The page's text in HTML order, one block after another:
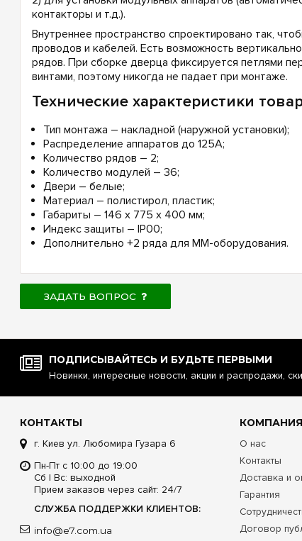
контакторы и т.д.).
Внутреннее пространство спроектировано так,
проводов и кабелей. Есть возможность
рядов. При сборке дверца фиксируется петлями
винтами, поэтому никогда не падает при монтаже.
Технические характеристики
Тип монтажа – накладной (наружной установки);
Распределение аппаратов до 125А;
Количество рядов – 2;
Количество модулей – 36;
Двери – белые;
Материал – полистирол, пластик;
Габариты – 146 х 775 х 400 мм;
Индекс защиты – IP00;
Дополнительно +2 ряда для ММ-оборудования.
ЗАДАТЬ ВОПРОС
ПОДПИСЫВАЙТЕСЬ И БУДЬТЕ ПЕРВЫМИ
Новинки, интересные новости, акции и распродажи,
КОНТАКТЫ
г. Киев ул. Любомира Гузара 6
Пн-Пт с 10:00 до 19:00
Сб | Вс: выходной
Прием заказов через сайт: 24/7
СЛУЖБА ПОДДЕРЖКИ КЛИЕНТОВ:
info@e7.com.ua
КОМПАНИЯ
О нас
Контакты
Доставка и
Гарантия
Договор